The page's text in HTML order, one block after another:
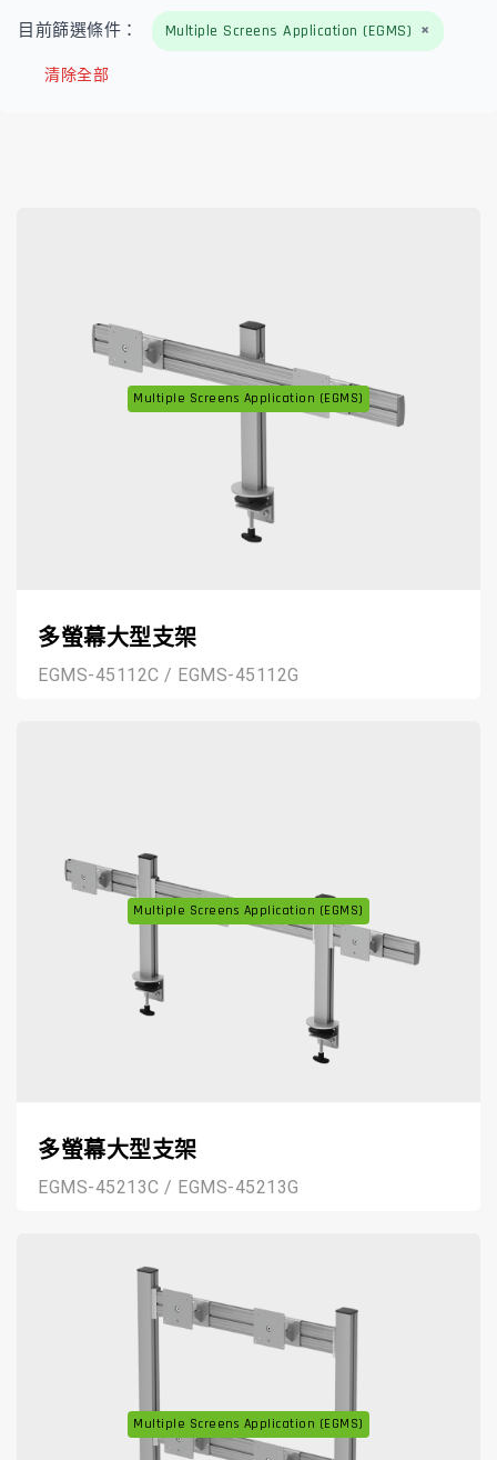
目前篩選條件： Multiple Screens Application (EGMS) ×
清除全部
Multiple Screens Application (EGMS)
多螢幕大型支架
EGMS-45112C / EGMS-45112G
Multiple Screens Application (EGMS)
多螢幕大型支架
EGMS-45213C / EGMS-45213G
Multiple Screens Application (EGMS)